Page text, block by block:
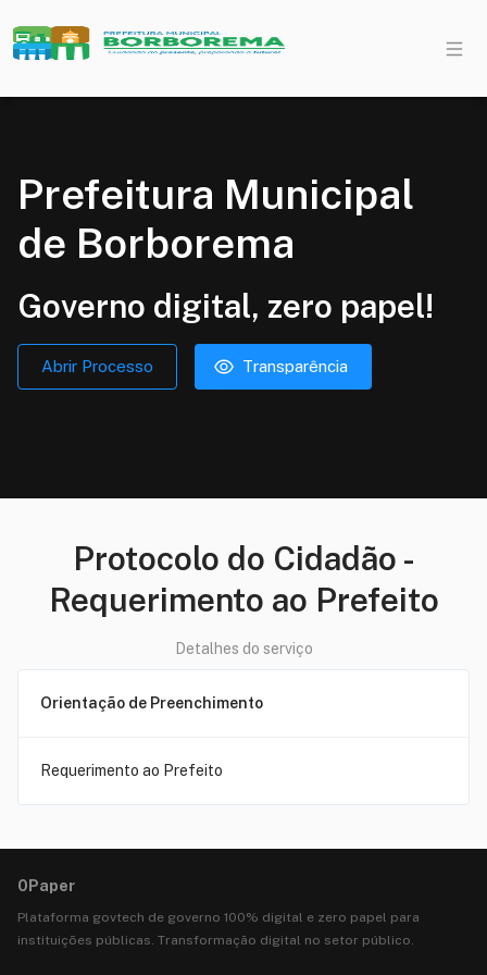
Prefeitura Municipal
de Borborema
Governo digital, zero papel!
Abrir Processo Transparência
Protocolo do Cidadão -
Requerimento ao Prefeito
Detalhes do serviço
Orientação de Preenchimento
Requerimento ao Prefeito
0Paper
Plataforma govtech de governo 100% digital e zero papel para
instituições públicas. Transformação digital no setor público.